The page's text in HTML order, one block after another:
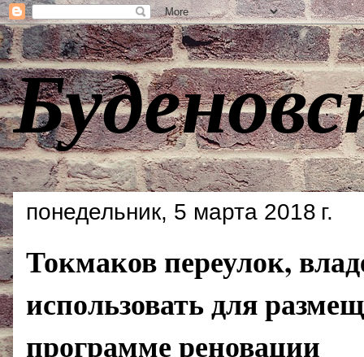
понедельник, 5 марта 2018 г.
Токмаков переулок,
использовать для
программе реновации